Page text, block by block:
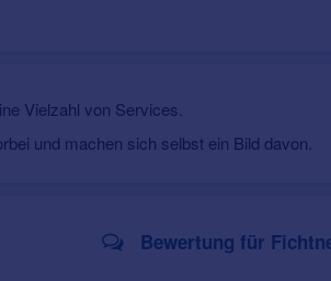
- wir von Fichtner Augenoptik und
Vielzahl von Services.
und machen sich selbst ein Bild davon.
Bewertung für